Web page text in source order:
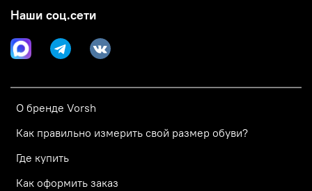
О бренде Vorsh
Как правильно измерить свой размер обуви?
Где купить
Как оформить заказ
Наши соц.сети